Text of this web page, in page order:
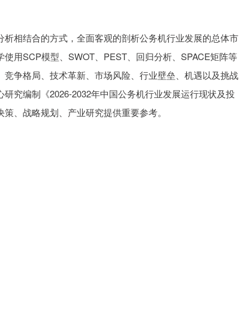
相结合的方式，全面客观的剖析公务机行业发展的总体市
用SCP模型、SWOT、PEST、回归分析、SPACE矩阵等
争格局、技术革新、市场风险、行业壁垒、机遇以及挑战
究编制《2026-2032年中国公务机行业发展运行现状及投
、战略规划、产业研究提供重要参考。